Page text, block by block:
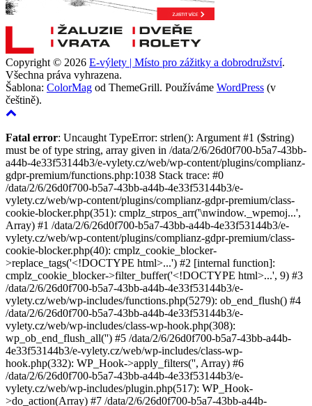
Copyright © 2026 E-výlety | Místo pro zážitky a dobrodružství.
Všechna práva vyhrazena.
Šablona: ColorMag od ThemeGrill. Používáme WordPress (v
češtině).
Fatal error: Uncaught TypeError: strlen(): Argument #1 ($string)
must be of type string, array given in /data/2/6/26d0f700-b5a7-43bb-
a44b-4e33f53144b3/e-vylety.cz/web/wp-content/plugins/complianz-
gdpr-premium/functions.php:1038 Stack trace: #0
/data/2/6/26d0f700-b5a7-43bb-a44b-4e33f53144b3/e-
vylety.cz/web/wp-content/plugins/complianz-gdpr-premium/class-
cookie-blocker.php(351): cmplz_strpos_arr('\nwindow._wpemoj...',
Array) #1 /data/2/6/26d0f700-b5a7-43bb-a44b-4e33f53144b3/e-
vylety.cz/web/wp-content/plugins/complianz-gdpr-premium/class-
cookie-blocker.php(40): cmplz_cookie_blocker-
>replace_tags('<!DOCTYPE html>...') #2 [internal function]:
cmplz_cookie_blocker->filter_buffer('<!DOCTYPE html>...', 9) #3
/data/2/6/26d0f700-b5a7-43bb-a44b-4e33f53144b3/e-
vylety.cz/web/wp-includes/functions.php(5279): ob_end_flush() #4
/data/2/6/26d0f700-b5a7-43bb-a44b-4e33f53144b3/e-
vylety.cz/web/wp-includes/class-wp-hook.php(308):
wp_ob_end_flush_all('') #5 /data/2/6/26d0f700-b5a7-43bb-a44b-
4e33f53144b3/e-vylety.cz/web/wp-includes/class-wp-
hook.php(332): WP_Hook->apply_filters('', Array) #6
/data/2/6/26d0f700-b5a7-43bb-a44b-4e33f53144b3/e-
vylety.cz/web/wp-includes/plugin.php(517): WP_Hook-
>do_action(Array) #7 /data/2/6/26d0f700-b5a7-43bb-a44b-